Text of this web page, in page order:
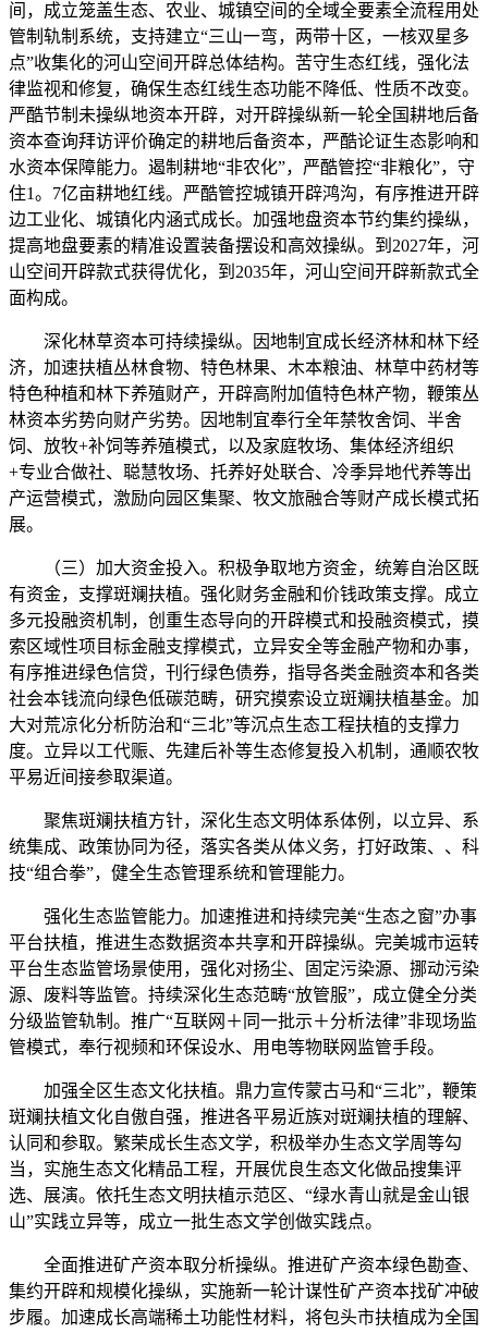
间，成立笼盖生态、农业、城镇空间的全域全要素全流程用处
管制轨制系统，支持建立“三山一弯，两带十区，一核双星多
点”收集化的河山空间开辟总体结构。苦守生态红线，强化法
律监视和修复，确保生态红线生态功能不降低、性质不改变。
严酷节制未操纵地资本开辟，对开辟操纵新一轮全国耕地后备
资本查询拜访评价确定的耕地后备资本，严酷论证生态影响和
水资本保障能力。遏制耕地“非农化”，严酷管控“非粮化”，守
住1。7亿亩耕地红线。严酷管控城镇开辟鸿沟，有序推进开辟
边工业化、城镇化内涵式成长。加强地盘资本节约集约操纵，
提高地盘要素的精准设置装备摆设和高效操纵。到2027年，河
山空间开辟款式获得优化，到2035年，河山空间开辟新款式全
面构成。
深化林草资本可持续操纵。因地制宜成长经济林和林下经
济，加速扶植丛林食物、特色林果、木本粮油、林草中药材等
特色种植和林下养殖财产，开辟高附加值特色林产物，鞭策丛
林资本劣势向财产劣势。因地制宜奉行全年禁牧舍饲、半舍
饲、放牧+补饲等养殖模式，以及家庭牧场、集体经济组织
+专业合做社、聪慧牧场、托养好处联合、冷季异地代养等出
产运营模式，激励向园区集聚、牧文旅融合等财产成长模式拓
展。
（三）加大资金投入。积极争取地方资金，统筹自治区既
有资金，支撑斑斓扶植。强化财务金融和价钱政策支撑。成立
多元投融资机制，创重生态导向的开辟模式和投融资模式，摸
索区域性项目标金融支撑模式，立异安全等金融产物和办事，
有序推进绿色信贷，刊行绿色债券，指导各类金融资本和各类
社会本钱流向绿色低碳范畴，研究摸索设立斑斓扶植基金。加
大对荒凉化分析防治和“三北”等沉点生态工程扶植的支撑力
度。立异以工代赈、先建后补等生态修复投入机制，通顺农牧
平易近间接参取渠道。
聚焦斑斓扶植方针，深化生态文明体系体例，以立异、系
统集成、政策协同为径，落实各类从体义务，打好政策、、科
技“组合拳”，健全生态管理系统和管理能力。
强化生态监管能力。加速推进和持续完美“生态之窗”办事
平台扶植，推进生态数据资本共享和开辟操纵。完美城市运转
平台生态监管场景使用，强化对扬尘、固定污染源、挪动污染
源、废料等监管。持续深化生态范畴“放管服”，成立健全分类
分级监管轨制。推广“互联网＋同一批示＋分析法律”非现场监
管模式，奉行视频和环保设水、用电等物联网监管手段。
加强全区生态文化扶植。鼎力宣传蒙古马和“三北”，鞭策
斑斓扶植文化自傲自强，推进各平易近族对斑斓扶植的理解、
认同和参取。繁荣成长生态文学，积极举办生态文学周等勾
当，实施生态文化精品工程，开展优良生态文化做品搜集评
选、展演。依托生态文明扶植示范区、“绿水青山就是金山银
山”实践立异等，成立一批生态文学创做实践点。
全面推进矿产资本取分析操纵。推进矿产资本绿色勘查、
集约开辟和规模化操纵，实施新一轮计谋性矿产资本找矿冲破
步履。加速成长高端稀土功能性材料，将包头市扶植成为全国